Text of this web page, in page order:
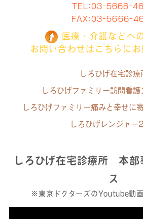
TEL: 03-5666-
FAX:03-5666-
医療・介護などへ
お問い合わせはこちらにお
しろひげ在宅診療
しろひげファミリー訪問看
しろひげファミリー痛みと幸せに
しろひげレンジャー
しろひげ在宅診療所 本部
ス
※東京ドクターズのYoutube動